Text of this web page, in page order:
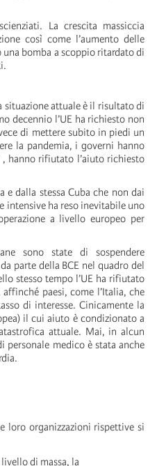
La crescita massiccia
così come l’aumento delle
bomba a scoppio ritardato di
situazione attuale è il risultato di
decennio l’UE ha richiesto non
di mettere subito in piedi un
la pandemia, i governi hanno
hanno rifiutato l’aiuto richiesto
e dalla stessa Cuba che non dai
intensive ha reso inevitabile uno
a livello europeo per
sono state di sospendere
parte della BCE nel quadro del
stesso tempo l’UE ha rifiutato
paesi, come l’Italia, che
di interesse. Cinicamente la
il cui aiuto è condizionato a
attuale. Mai, in alcun
medico è stata anche
loro organizzazioni rispettive si
di massa, la